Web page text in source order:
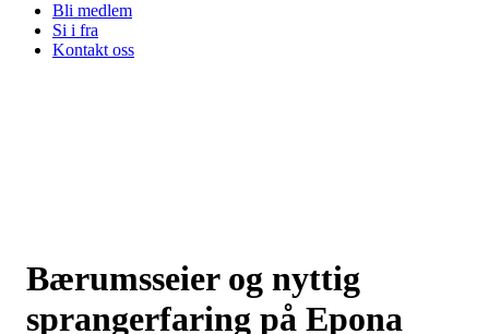
Bli medlem
Si i fra
Kontakt oss
Bærumsseier og nyttig
sprangerfaring på Epona